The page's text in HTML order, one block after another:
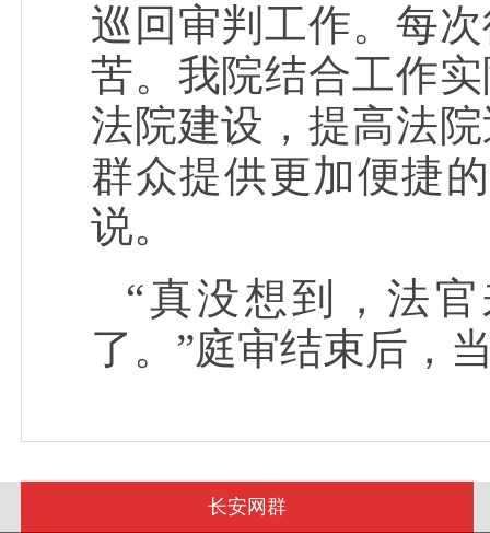
巡回审判工作。每
苦。我院结合工作
法院建设，提高法
群众提供更加便捷
说。
“真没想到，法
了。”庭审结束后，
长安网群